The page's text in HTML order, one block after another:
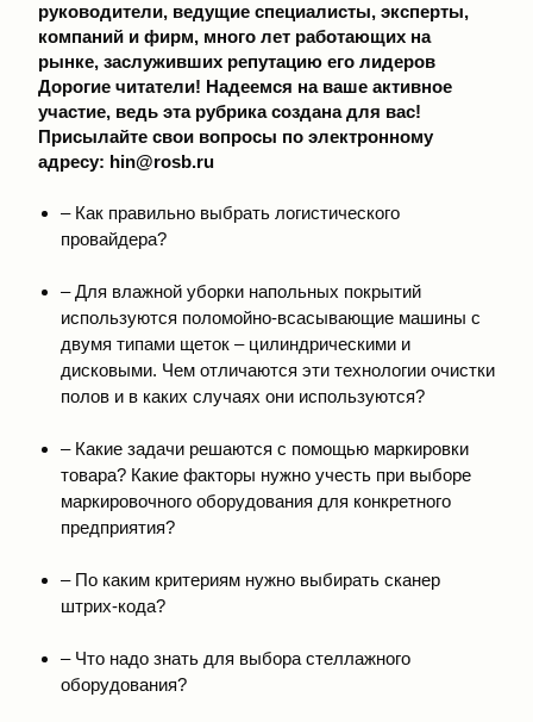
руководители, ведущие специалисты, эксперты,
компаний и фирм, много лет работающих на
рынке, заслуживших репутацию его лидеров
Дорогие читатели! Надеемся на ваше активное
участие, ведь эта рубрика создана для вас!
Присылайте свои вопросы по электронному
адресу: hin@rosb.ru
– Как правильно выбрать логистического
провайдера?
– Для влажной уборки напольных покрытий
используются поломойно-всасывающие машины с
двумя типами щеток – цилиндрическими и
дисковыми. Чем отличаются эти технологии очистки
полов и в каких случаях они используются?
– Какие задачи решаются с помощью маркировки
товара? Какие факторы нужно учесть при выборе
маркировочного оборудования для конкретного
предприятия?
– По каким критериям нужно выбирать сканер
штрих-кода?
– Что надо знать для выбора стеллажного
оборудования?